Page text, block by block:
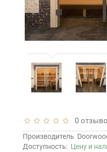
0
Производитель
Доступность: Цену и